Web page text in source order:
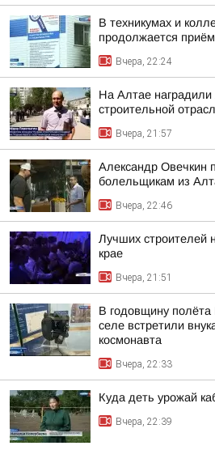
В техникумах и
продолжается
Вчера, 22:24
На Алтае
строительной
Вчера, 21:57
Александр Овечкин
болельщикам из
Вчера, 22:46
Лучших строителей
крае
Вчера, 21:51
В годовщину полёта
селе встретили
космонавта
Вчера, 22:33
Куда деть урожай
Вчера, 22:39